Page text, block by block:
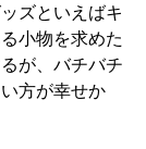
ズといえばキ
小物を求めた
が、バチバチ
方が幸せか